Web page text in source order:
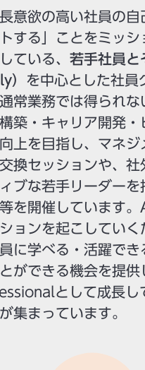
長意欲の高い社員の
する」ことをミッシ
ている、 若手社員と
）
を中心とした社員
常業務では得られな
築・キャリア開発・
上を目指し、マネジ
換セッションや、社
ブな若手リーダーを
を開催しています。
ョンを起こしていく
に学べる・活躍でき
ができる機会を提
として成長し
集まっています。